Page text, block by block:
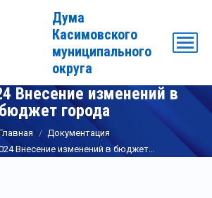
Дума
Касимовского
муниципального
округа
Внесение изменений в
бюджет города
Документация
Внесение изменений в бюджет…